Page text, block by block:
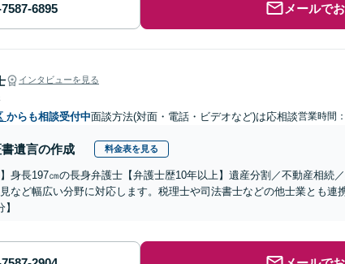
メールで
インタビューを見る
からも相談受付中面談方法(対面・電話・ビデオなど)は応相談営業時間
遺言の作成 料金表を見る
】身長197㎝の長身弁護士【弁護士歴10年以上】遺産分割／不動産相続
など幅広い分野に対応します。税理士や司法書士などの他士業とも連